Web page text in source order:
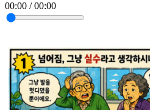
00:00 / 00:00